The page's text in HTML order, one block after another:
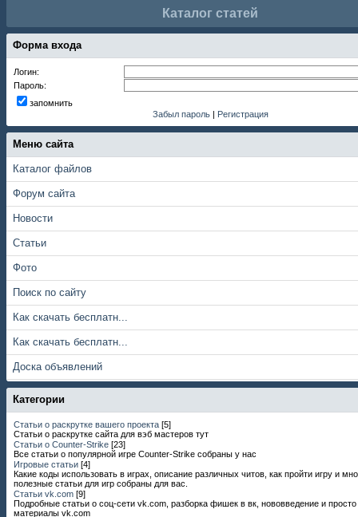
Каталог статей
Форма входа
Логин:
Пароль:
запомнить
Забыл пароль | Регистрация
Меню сайта
Каталог файлов
Форум сайта
Новости
Статьи
Фото
Поиск по сайту
Как скачать бесплатн...
Как скачать бесплатн...
Доска объявлений
Категории
Статьи о раскрутке вашего проекта [5]
Статьи о раскрутке сайта для вэб мастеров тут
Статьи о Counter-Strike [23]
Все статьи о популярной игре Counter-Strike собраны у нас
Игровые статьи [4]
Какие коды использовать в играх, описание различных читов, как пройти игру и
полезные статьи для игр собраны для вас.
Статьи vk.com [9]
Подробные статьи о соц-сети vk.com, разборка фишек в вк, нововведение и
материалы vk.com